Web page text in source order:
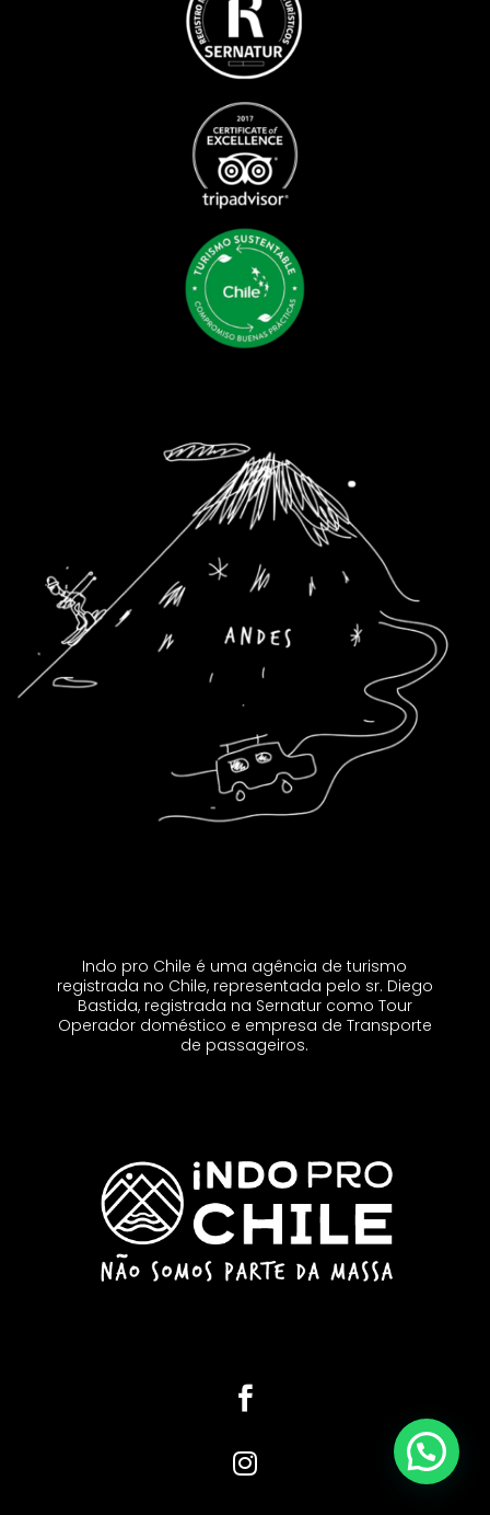
Indo pro Chile é uma agência de turismo
registrada no Chile, representada pelo sr. Diego
Bastida, registrada na Sernatur como Tour
Operador doméstico e empresa de Transporte
de passageiros.

